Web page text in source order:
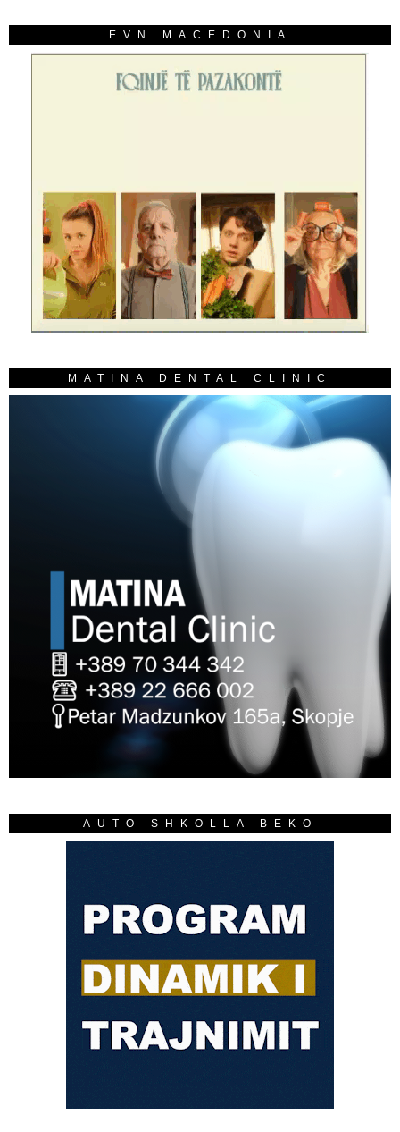
EVN MACEDONIA
MATINA DENTAL CLINIC
AUTO SHKOLLA BEKO